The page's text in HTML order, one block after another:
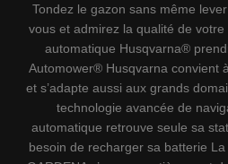
Tondez le gazon sans même
vous et admirez la qualité de
automatique Husqvarna®
Automower® Husqvarna convient
et s’adapte aussi aux grands
technologie avancée de
automatique retrouve seule sa
besoin de recharger sa batterie